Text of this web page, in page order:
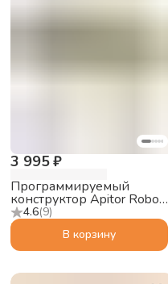
4.6(9)
3 995 ₽
Программируемый
конструктор Apitor Robot
Q 20в1
В корзину